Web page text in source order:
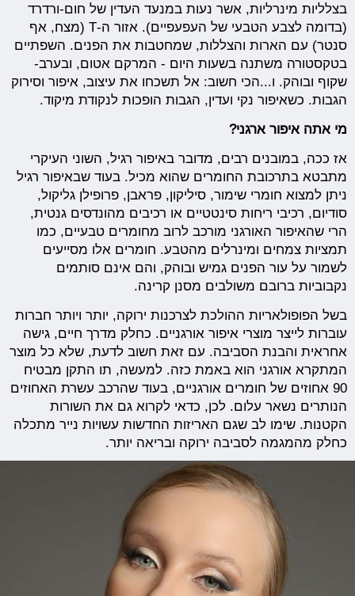
בצלליות מינרליות, אשר נעות במנעד העדין של חום-ורדרד
(בדומה לצבע הטבעי של העפעפיים). אזור ה-T (מצח, אף
סנטר) עם הארות והצללות, שמחטבות את הפנים. השפתיים
בטקסטורה משתנה בשעות היום - המרקם אטום, ובערב-
שקוף ובוהק. ו...הכי חשוב: אל תשכחו את עיצוב, איפור וסירוק
הגבות. כשאיפור נקי ועדין, הגבות הופכות לנקודת מיקוד.
מי אתה איפור ארגני?
אז ככה, במובנים רבים, מדובר באיפור רגיל, השוני העיקרי
מתבטא בתרכובת החומרים שהוא מכיל. בעוד שבאיפור רגיל
ניתן למצוא חומרי שימור, סיליקון, פראבן, פרופילן גליקול,
סודיום, רכיבי ריחות סינטטיים או רכיבים מהונדסים גנטית,
הרי שהאיפור האורגני מורכב לרוב מחומרים טבעיים, כמו
תמציות צמחים ומינרלים מהטבע. חומרים אלו מסייעים
לשמור על עור הפנים גמיש ובוהק, והם אינם סותמים
נקבוביות ברובם משולבים מסנן קרינה.
בשל הפופולאריות ההולכת לצרכנות ירוקה, יותר ויותר חברות
עוברות לייצר מוצרי איפור אורגניים. כחלק מדרך חיים, גישה
אחראית והבנת הסביבה. עם זאת חשוב לדעת, שלא כל מוצר
המתקרא אורגני הוא באמת כזה. למעשה, תו התקן מבטיח
90 אחוזים של חומרים אורגניים, בעוד שהרכב עשרת האחוזים
הנותרים נשאר עלום. לכן, כדאי לקרוא גם את השורות
הקטנות. שימו לב שגם האריזות החדשות עשויות נייר מתכלה
כחלק מהמגמה לסביבה ירוקה ובריאה יותר.